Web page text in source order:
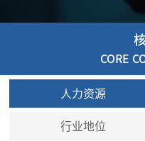
CORE
人力资源
行业地位